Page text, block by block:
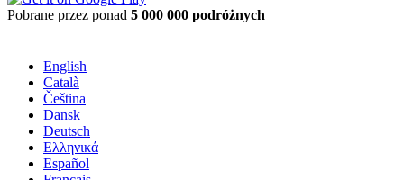
Pobrane przez ponad 5 000 000 podróżnych
English
Català
Čeština
Dansk
Deutsch
Ελληνικά
Español